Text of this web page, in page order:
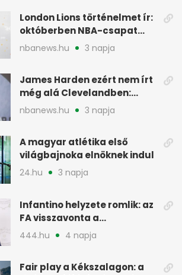
London Lions történelmet ír:
októberben NBA-csapat
ellen lép pályára
nbanews.hu 3 napja
James Harden ezért nem írt
még alá Clevelandben:
pénzügyi okok
nbanews.hu 3 napja
A magyar atlétika első
világbajnoka elnöknek indul
24.hu 3 napja
Infantino helyzete romlik: az
FA visszavonta a
támogatását, jöhet a
444.hu 4 napja
Fair play a Kékszalagon: a